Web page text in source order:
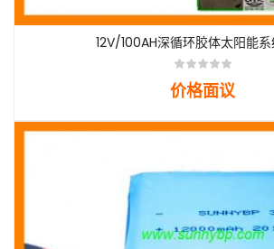
12V/100AH​​深循环胶体太阳能
价格面议